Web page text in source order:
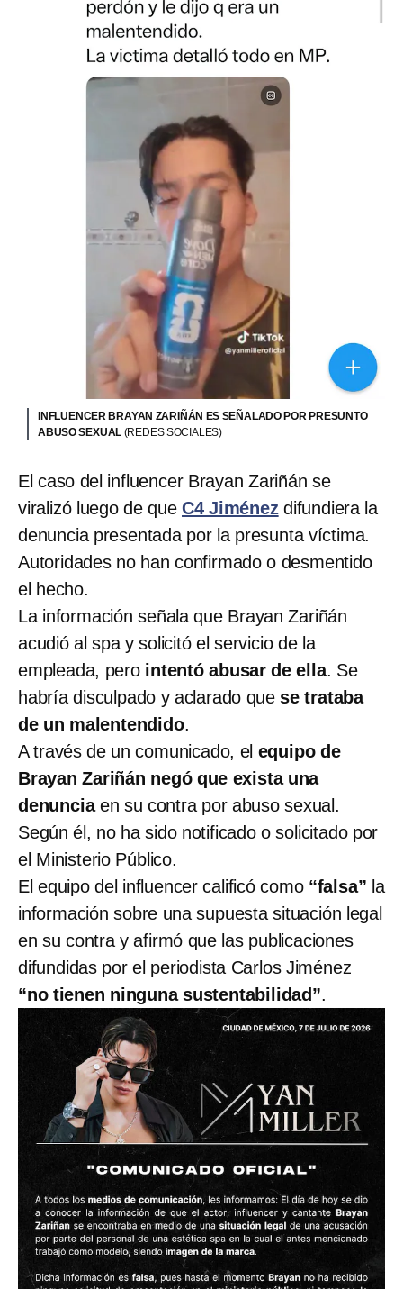
INFLUENCER BRAYAN ZARIÑÁN ES SEÑALADO POR PRESUNTO
ABUSO SEXUAL (REDES SOCIALES)
El caso del influencer Brayan Zariñán se
viralizó luego de queC4 Jiménezdifundiera la
denuncia presentada por la presunta víctima.
Autoridades no han confirmado o desmentido
el hecho.
La información señala que Brayan Zariñán
acudió al spa y solicitó el servicio de la
empleada, pero intentó abusar de ella. Se
habría disculpado y aclarado que se trataba
de un malentendido.
A través de un comunicado, el equipo de
Brayan Zariñán negó que exista una
denunciaen su contra por abuso sexual.
Según él, no ha sido notificado o solicitado por
el Ministerio Público.
El equipo del influencer calificó como “falsa” la
información sobre una supuesta situación legal
en su contra y afirmó que las publicaciones
difundidas por el periodista Carlos Jiménez
“no tienen ninguna sustentabilidad”.